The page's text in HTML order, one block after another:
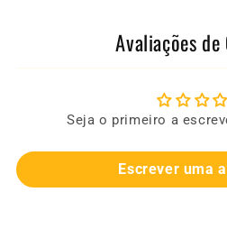
Avaliações
Seja o primeiro a
Escrever uma